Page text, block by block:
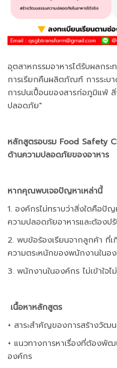
อุตสาหกรรมอาหารได้รับผลกร
การเรียกคืนผลิตภัณฑ์ การระบ
การปนเปื้อนของสารก่อภูมิแพ้
ปลอดภัย"
หลักสูตรอบรม Food Safety
ด้านความปลอดภัยของอาหาร
หากคุณพบเจอปัญหาเหล่านี้
1. องค์กรไม่ทราบว่าสิ่งใดคือ
ความปลอดภัยอาหารและต้องป
2. พบข้อร้องเรียนจากลูกค้า ที่
ความตระหนักของพนักงานในอ
3. พนักงานในองค์กร ไม่เข้าใจไม่
เนื้อหาหลักสูตร
+ สาระสำคัญของการสร้างวัฒ
+ แนวทางการหาเรื่องที่ต้องพัฒ
องค์กร